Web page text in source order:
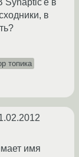
Synaptic'е в
в
топика
имя